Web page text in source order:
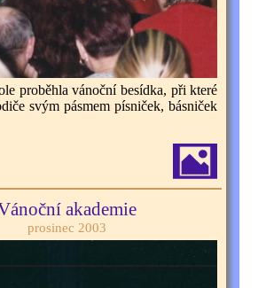
proběhla vánoční besídka, při které
svým pásmem písniček, básniček
akademie
prosinec 2003